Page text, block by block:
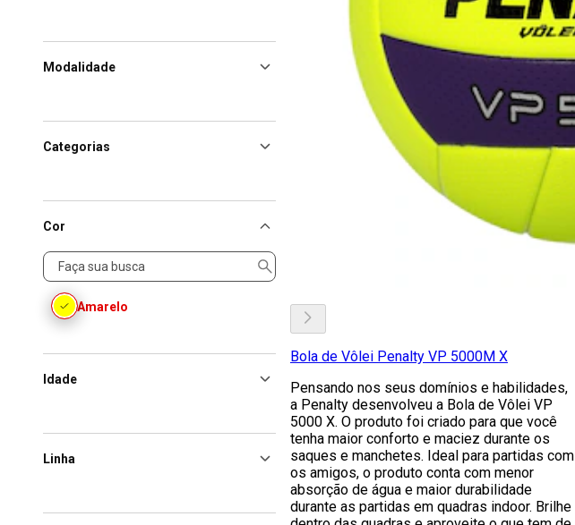
Modalidade
Categorias
Cor
Cor
Amarelo
Idade
Linha
Bola de Vôlei Penalty VP 5000M X
Pensando nos seus domínios e habilidades,
a Penalty desenvolveu a Bola de Vôlei VP
5000 X. O produto foi criado para que você
tenha maior conforto e maciez durante os
saques e manchetes. Ideal para partidas com
os amigos, o produto conta com menor
absorção de água e maior durabilidade
durante as partidas em quadras indoor. Brilhe